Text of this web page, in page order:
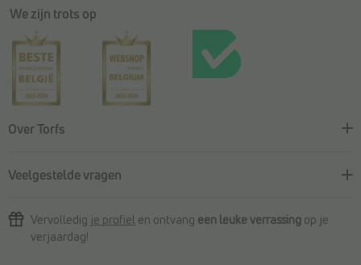
We zijn trots op
Over Torfs
Veelgestelde vragen
Vervolledig je profiel en ontvang een leuke verrassing op je
verjaardag!